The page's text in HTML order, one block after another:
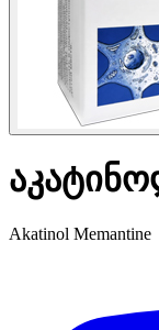
Akatinol Memantine